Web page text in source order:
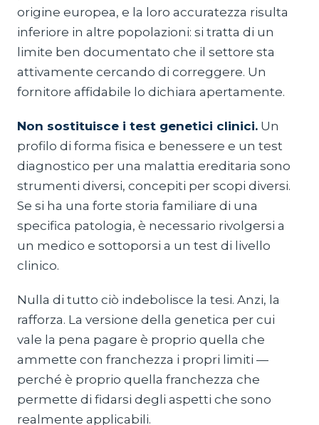
origine europea, e la loro accuratezza risulta
inferiore in altre popolazioni: si tratta di un
limite ben documentato che il settore sta
attivamente cercando di correggere. Un
fornitore affidabile lo dichiara apertamente.
Non sostituisce i test genetici clinici. Un
profilo di forma fisica e benessere e un test
diagnostico per una malattia ereditaria sono
strumenti diversi, concepiti per scopi diversi.
Se si ha una forte storia familiare di una
specifica patologia, è necessario rivolgersi a
un medico e sottoporsi a un test di livello
clinico.
Nulla di tutto ciò indebolisce la tesi. Anzi, la
rafforza. La versione della genetica per cui
vale la pena pagare è proprio quella che
ammette con franchezza i propri limiti —
perché è proprio quella franchezza che
permette di fidarsi degli aspetti che sono
realmente applicabili.